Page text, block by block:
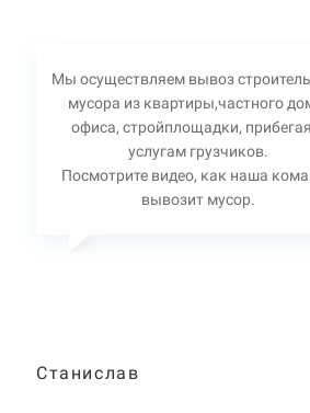
Мы осуществляем вывоз
мусора из квартиры,частного
офиса, стройплощадки,
услугам грузчиков.
Посмотрите видео, как наша
вывозит мусор.
Станислав